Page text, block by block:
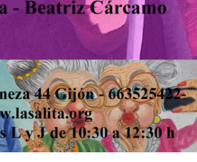
Para que
podamos
mejorar la
funcionalidad
y estructura
de la web, en
base a cómo
se usa la
web.